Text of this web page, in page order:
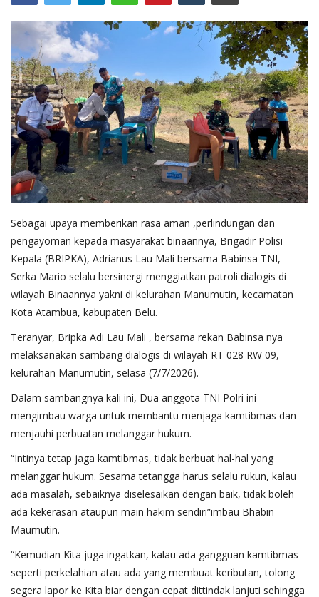
Giat Ops
Sebagai upaya memberikan rasa aman ,perlindungan dan
pengayoman kepada masyarakat binaannya, Brigadir Polisi
Kepala (BRIPKA), Adrianus Lau Mali bersama Babinsa TNI,
Serka Mario selalu bersinergi menggiatkan patroli dialogis di
wilayah Binaannya yakni di kelurahan Manumutin, kecamatan
Kota Atambua, kabupaten Belu.
Teranyar, Bripka Adi Lau Mali , bersama rekan Babinsa nya
melaksanakan sambang dialogis di wilayah RT 028 RW 09,
kelurahan Manumutin, selasa (7/7/2026).
Dalam sambangnya kali ini, Dua anggota TNI Polri ini
mengimbau warga untuk membantu menjaga kamtibmas dan
menjauhi perbuatan melanggar hukum.
“Intinya tetap jaga kamtibmas, tidak berbuat hal-hal yang
melanggar hukum. Sesama tetangga harus selalu rukun, kalau
ada masalah, sebaiknya diselesaikan dengan baik, tidak boleh
ada kekerasan ataupun main hakim sendiri”imbau Bhabin
Maumutin.
“Kemudian Kita juga ingatkan, kalau ada gangguan kamtibmas
seperti perkelahian atau ada yang membuat keributan, tolong
segera lapor ke Kita biar dengan cepat dittindak lanjuti sehingga